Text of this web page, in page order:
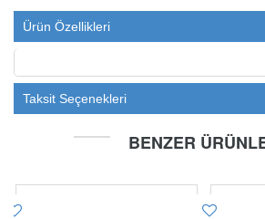
Ürün Özellikleri
Taksit Seçenekleri
BENZER